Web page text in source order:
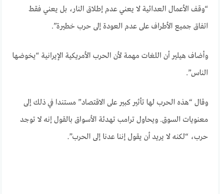
“وقف الأعمال العدائية لا يعني عدم إطلاق النار، بل يعني فقط
اتفاق جميع الأطراف على عدم العودة إلى حرب خطيرة”.
وأضاف هيلير أن اللغات مهمة لأن الحرب الأمريكية الإيرانية “يخوضها
الناس”.
وقال “هذه الحرب لها تأثير كبير على الاقتصاد” مستندا في ذلك إلى
معنويات السوق. ويحاول ترامب تهدئة الأسواق بالقول إنه لا توجد
حرب، “لكنه لا يريد أن يقول إننا عدنا إلى الحرب”.